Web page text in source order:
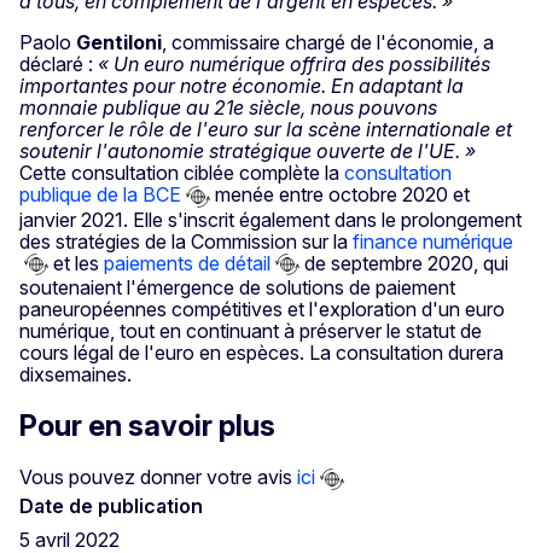
Paolo Gentiloni , commissaire chargé de l'économie, a
déclaré : « Un euro numérique offrira des possibilités
importantes pour notre économie. En adaptant la
monnaie publique au 21e siècle, nous pouvons
renforcer le rôle de l'euro sur la scène internationale et
soutenir l'autonomie stratégique ouverte de l'UE. »
Cette consultation ciblée complète la consultation
publique de la BCE
menée entre octobre 2020 et
janvier 2021. Elle s'inscrit également dans le prolongement
des stratégies de la Commission sur la finance numérique
et les paiements de détail
de septembre 2020, qui
soutenaient l'émergence de solutions de paiement
paneuropéennes compétitives et l'exploration d'un euro
numérique, tout en continuant à préserver le statut de
cours légal de l'euro en espèces. La consultation durera
dixsemaines.
Pour en savoir plus
Vous pouvez donner votre avis ici
Date de publication
5 avril 2022